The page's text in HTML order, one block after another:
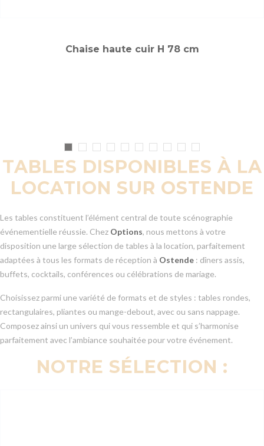
Chaise haute cuir H 78 cm
TABLES DISPONIBLES À LA
LOCATION SUR OSTENDE
Les tables constituent l’élément central de toute scénographie
événementielle réussie. Chez Options, nous mettons à votre
disposition une large sélection de tables à la location, parfaitement
adaptées à tous les formats de réception à Ostende : dîners assis,
buffets, cocktails, conférences ou célébrations de mariage.
Choisissez parmi une variété de formats et de styles : tables rondes,
rectangulaires, pliantes ou mange-debout, avec ou sans nappage.
Composez ainsi un univers qui vous ressemble et qui s’harmonise
parfaitement avec l’ambiance souhaitée pour votre événement.
NOTRE SÉLECTION :